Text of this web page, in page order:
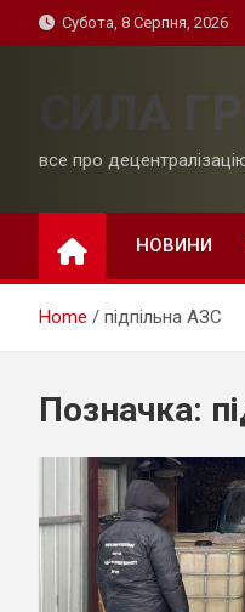
to
Субота, 8 Серпня, 2026
СИЛА
все про
НОВИНИ
Home підпільна АЗС
Позначка: